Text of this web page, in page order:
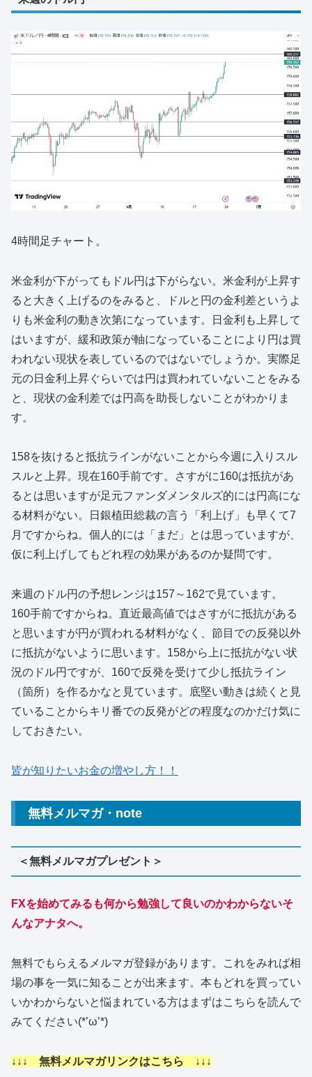
4時間足チャート。
米金利が下がってもドル円は下がらない。米金利が上昇す
ると大きく上げるのをみると、ドルと円の金利差というよ
りも米金利の動き次第になっています。日金利も上昇して
はいますが、緩和政策が軸になっていることにより円は買
われない現状を表しているのではないでしょうか。実際足
元の日金利上昇ぐらいでは円は買われていないことをみる
と、現状の金利差では円高を助長しないことがわかりま
す。
158を抜けると抵抗ラインがないことから今週に入りスル
スルと上昇。現在160手前です。さすがに160は抵抗があ
るとは思いますが足元ファンダメンタルズ的には円高にな
る材料がない。日銀植田総裁の言う「利上げ」も早くて7
月ですからね。個人的には「まだ」とは思っていますが、
仮に利上げしてもどれ程の効果があるのか疑問です。
来週のドル円の予想レンジは157～162で見ています。
160手前ですからね。直近最高値ではさすがに抵抗がある
と思いますが円が買われる材料がなく、節目での反発以外
に抵抗がないように思います。158から上に抵抗がない状
況のドル円ですが、160で反発を受けて少し抵抗ライン
（箇所）を作るかなと見ています。底堅い動きは続くと見
ていることからキリ番での反発がどの程度なのかだけ気に
しておきたい。
皆が知りたいお金の増やし方！！
無料メルマガ・note
＜無料メルマガプレゼント＞
FXを始めてみるも何から勉強して良いのかわからないそ
んなアナタへ。
無料でもらえるメルマガ登録があります。これをみれば相
場の事を一気に知ることが出来ます。本もどれを買ってい
いかわからないと悩まれている方はまずはこちらを読んで
みてください(*’ω’*)
↓↓↓ 無料メルマガリンクはこちら ↓↓↓